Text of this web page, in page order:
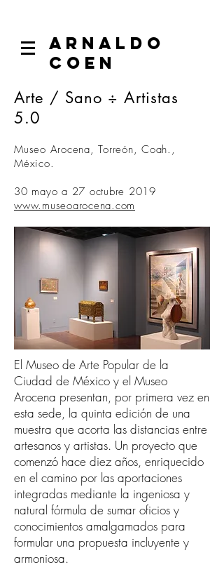
ARNALDO
COEN
Arte / Sano ÷ Artistas
5.0
Museo Arocena, Torreón, Coah.,
México.
30 mayo a 27 octubre 2019
www.museoarocena.com
El Museo de Arte Popular de la
Ciudad de México y el Museo
Arocena presentan, por primera vez en
esta sede, la quinta edición de una
muestra que acorta las distancias entre
artesanos y artistas. Un proyecto que
comenzó hace diez años, enriquecido
en el camino por las aportaciones
integradas mediante la ingeniosa y
natural fórmula de sumar oficios y
conocimientos amalgamados para
formular una propuesta incluyente y
armoniosa.